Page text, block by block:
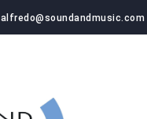
alfredo@soundandmusic.com